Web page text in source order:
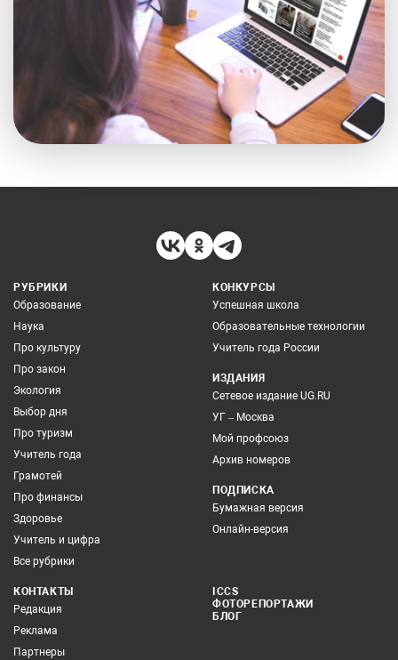
РУБРИКИ
Образование
Наука
Про культуру
Про закон
Экология
Выбор дня
Про туризм
Учитель года
Грамотей
Про финансы
Здоровье
Учитель и цифра
Все рубрики
КОНКУРСЫ
Успешная школа
Образовательные технологии
Учитель года России
ИЗДАНИЯ
Сетевое издание UG.RU
УГ – Москва
Мой профсоюз
Архив номеров
ПОДПИСКА
Бумажная версия
Онлайн-версия
КОНТАКТЫ
Редакция
Реклама
Партнеры
ICCS
ФОТОРЕПОРТАЖИ
БЛОГ